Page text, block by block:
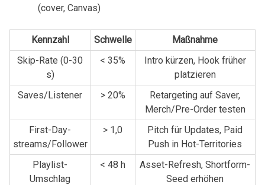
(cover, ‍Canvas)
Kennzahl Schwelle
Maßnahme
Skip-Rate (0-30
s)
<​ 35%
Intro ⁤kürzen, Hook früher
platzieren
Saves/Listener
> 20%
Retargeting auf Saver,
Merch/Pre-Order testen
First-Day-
streams/Follower
> 1,0
Pitch für Updates, Paid
Push ‍in Hot-Territories
Playlist-
Umschlag
< ⁤48 ⁤h
Asset-Refresh, Shortform-
Seed erhöhen